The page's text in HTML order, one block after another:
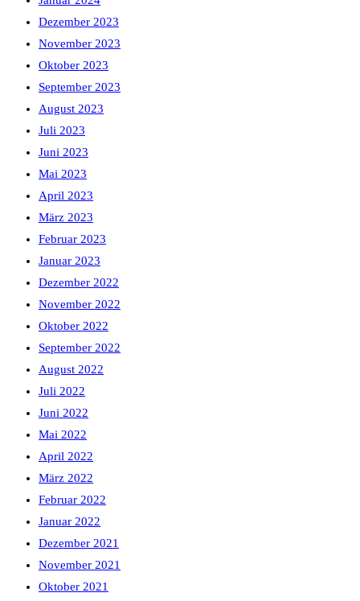
Dezember 2023
November 2023
Oktober 2023
September 2023
August 2023
Juli 2023
Juni 2023
Mai 2023
April 2023
März 2023
Februar 2023
Januar 2023
Dezember 2022
November 2022
Oktober 2022
September 2022
August 2022
Juli 2022
Juni 2022
Mai 2022
April 2022
März 2022
Februar 2022
Januar 2022
Dezember 2021
November 2021
Oktober 2021